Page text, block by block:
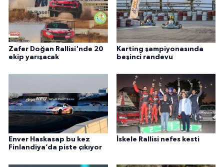
Zafer Doğan Rallisi'nde 20
ekip yarışacak
Karting şampiyonasında
beşinci randevu
Enver Haskasap bu kez
Finlandiya’da piste çıkıyor
İskele Rallisi nefes kesti